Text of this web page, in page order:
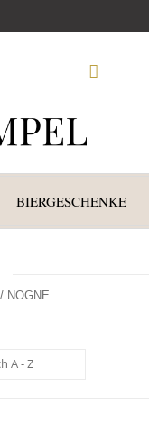
BIERGESCHENKE
NOGNE